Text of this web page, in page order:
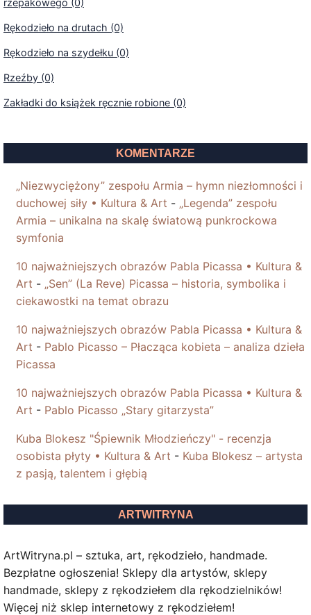
Rękodzieło na drutach (0)
Rękodzieło na szydełku (0)
Rzeźby (0)
Zakładki do książek ręcznie robione (0)
KOMENTARZE
„Niezwyciężony” zespołu Armia – hymn niezłomności i
duchowej siły • Kultura & Art - „Legenda” zespołu
Armia – unikalna na skalę światową punkrockowa
symfonia
10 najważniejszych obrazów Pabla Picassa • Kultura &
Art - „Sen” (La Reve) Picassa – historia, symbolika i
ciekawostki na temat obrazu
10 najważniejszych obrazów Pabla Picassa • Kultura &
Art - Pablo Picasso – Płacząca kobieta – analiza dzieła
Picassa
10 najważniejszych obrazów Pabla Picassa • Kultura &
Art - Pablo Picasso „Stary gitarzysta”
Kuba Blokesz "Śpiewnik Młodzieńczy" - recenzja
osobista płyty • Kultura & Art - Kuba Blokesz – artysta
z pasją, talentem i głębią
ARTWITRYNA
ArtWitryna.pl – sztuka, art, rękodzieło, handmade.
Bezpłatne ogłoszenia! Sklepy dla artystów, sklepy
handmade, sklepy z rękodziełem dla rękodzielników!
Więcej niż sklep internetowy z rękodziełem!